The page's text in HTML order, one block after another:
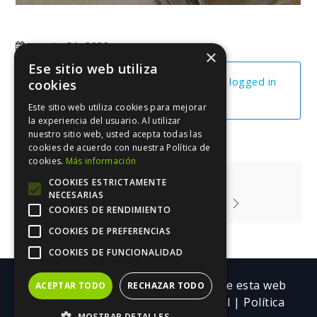
agosto 31, 2020
You cannot view this unit as you're not logged in
Navegación
de
entradas
El Efecto Zeigarnik
Qué Le Da Valor A Un Libro
Copyright ©| Todos los contenidos de esta web
pertenecen a Trebolarium.Aviso legal | Política
×
Ese sitio web utiliza
cookies
Este sitio web utiliza cookies para mejorar
la experiencia del usuario. Al utilizar
nuestro sitio web, usted acepta todas las
cookies de acuerdo con nuestra Política de
cookies. Más información
COOKIES ESTRICTAMENTE
NECESARIAS
COOKIES DE RENDIMIENTO
COOKIES DE PREFERENCIAS
COOKIES DE FUNCIONALIDAD
ACEPTAR TODO RECHAZAR TODO